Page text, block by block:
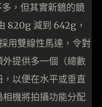
，但其實新鏡的鏡
820g 減到 642g，
用雙線性馬達，令對
提供多一個（總數
以便在水平或垂直
機將拍攝功能分配